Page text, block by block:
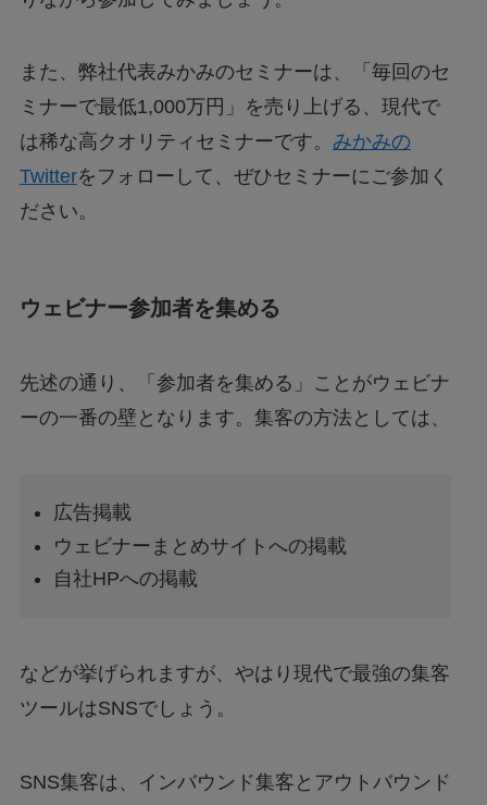
また、弊社代表みかみのセミナーは、「毎回のセ
ミナーで最低1,000万円」を売り上げる、現代で
は稀な高クオリティセミナーです。 みかみの
Twitterをフォローして、ぜひセミナーにご参加く
ださい。
ウェビナー参加者を集める
先述の通り、「参加者を集める」ことがウェビナ
ーの一番の壁となります。集客の方法としては、
広告掲載
ウェビナーまとめサイトへの掲載
自社HPへの掲載
などが挙げられますが、やはり現代で最強の集客
ツールはSNSでしょう。
SNS集客は、インバウンド集客とアウトバウンド